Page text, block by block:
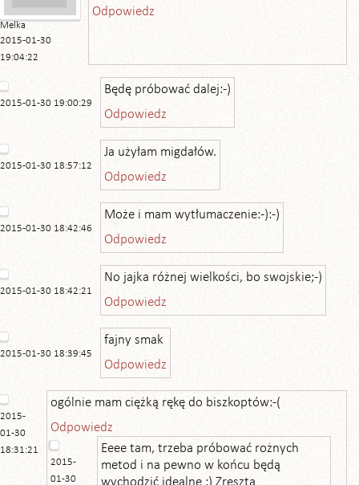
Melka
2015-01-30
19:04:22
Odpowiedz
2015-01-30 19:00:29
Będę próbować dalej:-)
Odpowiedz
2015-01-30 18:57:12
Ja użyłam migdałów.
Odpowiedz
2015-01-30 18:42:46
Może i mam wytłumaczenie:-):-)
Odpowiedz
2015-01-30 18:42:21
No jajka różnej wielkości, bo swojskie;-)
Odpowiedz
2015-01-30 18:39:45
fajny smak
Odpowiedz
2015-
01-30
18:31:21
ogólnie mam ciężką rękę do biszkoptów:-(
Odpowiedz
2015-
01-30
Eeee tam, trzeba próbować rożnych
metod i na pewno w końcu będą
wychodzić idealne :) Zresztą